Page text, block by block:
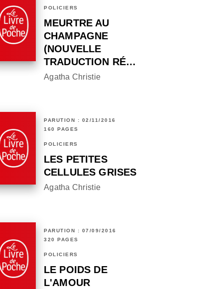
POLICIERS
MEURTRE AU
CHAMPAGNE
(NOUVELLE
TRADUCTION RÉ…
Agatha Christie
PARUTION : 02/11/2016
160 PAGES
POLICIERS
LES PETITES
CELLULES GRISES
Agatha Christie
PARUTION : 07/09/2016
320 PAGES
POLICIERS
LE POIDS DE
L'AMOUR